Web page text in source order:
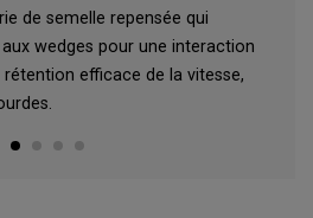
de semelle repensée qui
wedges pour une interaction
efficace de la vitesse,